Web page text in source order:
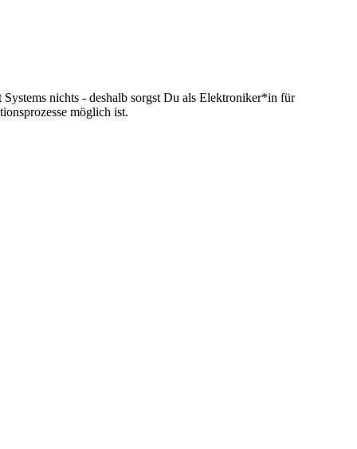
nichts - deshalb sorgst Du als Elektroniker*in für
möglich ist.